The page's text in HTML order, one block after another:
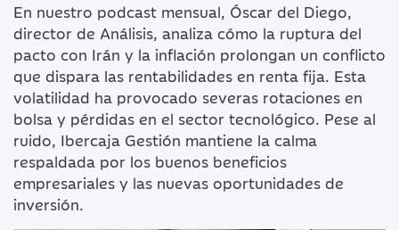
En nuestro podcast mensual, Óscar del Diego,
director de Análisis, analiza cómo la ruptura del
pacto con Irán y la inflación prolongan un conflicto
que dispara las rentabilidades en renta fija. Esta
volatilidad ha provocado severas rotaciones en
bolsa y pérdidas en el sector tecnológico. Pese al
ruido, Ibercaja Gestión mantiene la calma
respaldada por los buenos beneficios
empresariales y las nuevas oportunidades de
inversión.